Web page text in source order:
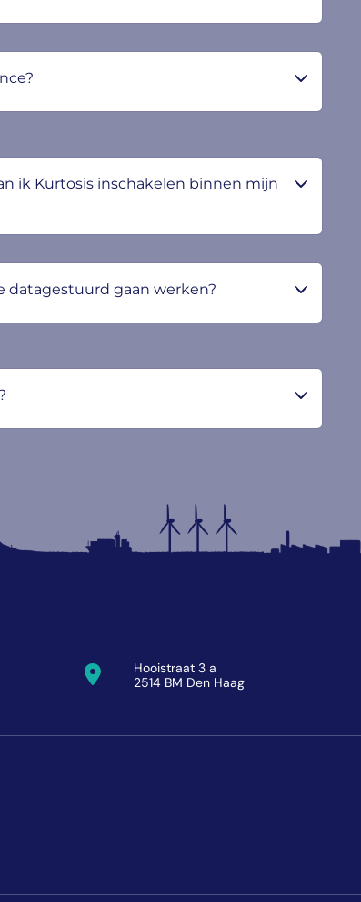
ik Kurtosis inschakelen binnen mijn
datagestuurd gaan werken?
Hooistraat 3 a
2514 BM Den Haag